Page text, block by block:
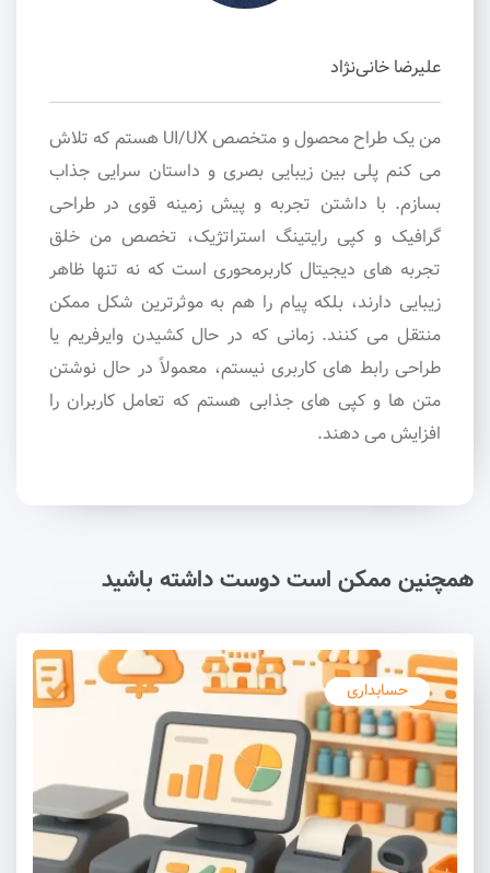
علیرضا خانی‌نژاد
من یک طراح محصول و متخصص UI/UX هستم که تلاش
می کنم پلی بین زیبایی بصری و داستان سرایی جذاب
بسازم. با داشتن تجربه و پیش زمینه قوی در طراحی
گرافیک و کپی رایتینگ استراتژیک، تخصص من خلق
تجربه های دیجیتال کاربرمحوری است که نه تنها ظاهر
زیبایی دارند، بلکه پیام را هم به موثرترین شکل ممکن
منتقل می کنند. زمانی که در حال کشیدن وایرفریم یا
طراحی رابط های کاربری نیستم، معمولاً در حال نوشتن
متن ها و کپی های جذابی هستم که تعامل کاربران را
افزایش می دهند.
همچنین ممکن است دوست داشته باشید
حسابداری